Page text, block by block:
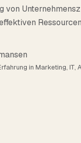
Sie die Zeit
oder finden Sie ein
von
in Marketing,